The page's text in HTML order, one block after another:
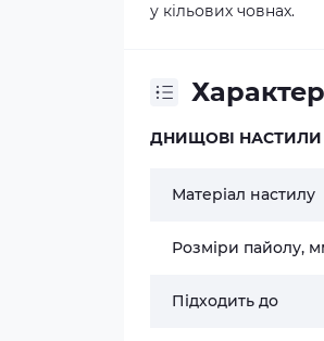
у кільових човнах.
ДНИЩОВІ НАСТИЛИ
Матеріал настилу
Розміри пайолу,
Підходить до